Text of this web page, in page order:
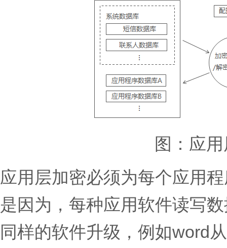
图：应
应用层加密必须为每个应用
是因为，每种应用软件读写
同样的软件升级，例如word